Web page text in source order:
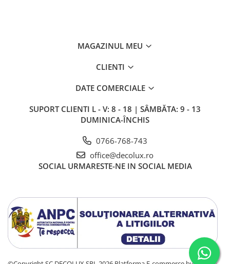
MAGAZINUL MEU
CLIENTI
DATE COMERCIALE
SUPORT CLIENTI L - V: 8 - 18 | SÂMBĂTA: 9 - 13
DUMINICA-ÎNCHIS
0766-768-743
office@decolux.ro
SOCIAL URMARESTE-NE IN SOCIAL MEDIA